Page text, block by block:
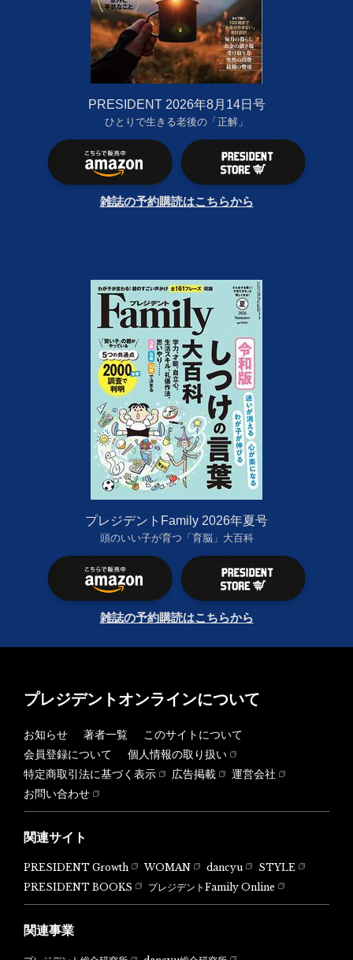
PRESIDENT 2026年8月14日号
ひとりで生きる老後の「正解」
雑誌の予約購読はこちらから
プレジデントFamily 2026年夏号
頭のいい子が育つ「育脳」大百科
雑誌の予約購読はこちらから
プレジデントオンラインについて
お知らせ 著者一覧
このサイトについて
会員登録について
個人情報の取り扱い
特定商取引法に基づく表示
広告掲載
運営会社
お問い合わせ
関連サイト
PRESIDENT Growth WOMAN dancyu
STYLE
PRESIDENT BOOKS
プレジデントFamily Online
関連事業